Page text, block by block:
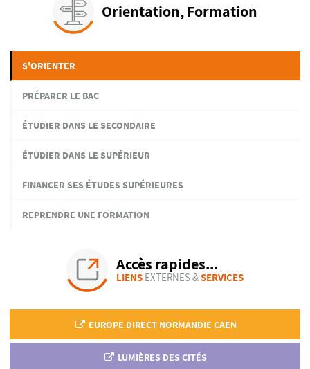
Orientation, Formation
S'ORIENTER
PRÉPARER LE BAC
ÉTUDIER DANS LE SECONDAIRE
ÉTUDIER DANS LE SUPÉRIEUR
FINANCER SES ÉTUDES SUPÉRIEURES
REPRENDRE UNE FORMATION
Accès rapides...
LIENSEXTERNES &SERVICES
EUROPE DIRECT NORMANDIE CAEN
LUMIÈRES DES CITÉS